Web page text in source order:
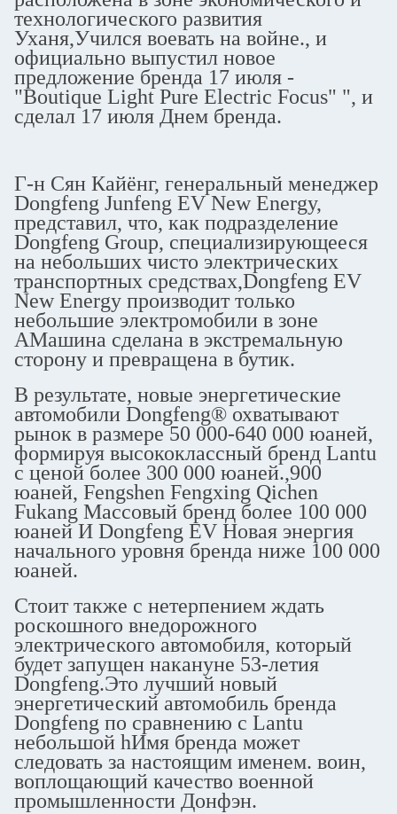
технологического развития
Уханя,Учился воевать на войне., и
официально выпустил новое
предложение бренда 17 июля -
"Boutique Light Pure Electric Focus" ", и
сделал 17 июля Днем бренда.
Г-н Сян Кайёнг, генеральный менеджер
Dongfeng Junfeng EV New Energy,
представил, что, как подразделение
Dongfeng Group, специализирующееся
на небольших чисто электрических
транспортных средствах,Dongfeng EV
New Energy производит только
небольшие электромобили в зоне
AМашина сделана в экстремальную
сторону и превращена в бутик.
В результате, новые энергетические
автомобили Dongfeng® охватывают
рынок в размере 50 000-640 000 юаней,
формируя высококлассный бренд Lantu
с ценой более 300 000 юаней.,900
юаней, Fengshen Fengxing Qichen
Fukang Массовый бренд более 100 000
юаней И Dongfeng EV Новая энергия
начального уровня бренда ниже 100 000
юаней.
Стоит также с нетерпением ждать
роскошного внедорожного
электрического автомобиля, который
будет запущен накануне 53-летия
Dongfeng.Это лучший новый
энергетический автомобиль бренда
Dongfeng по сравнению с Lantu
небольшой hИмя бренда может
следовать за настоящим именем. воин,
воплощающий качество военной
промышленности Донфэн.